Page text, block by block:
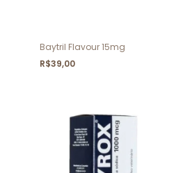
Baytril Flavour 15mg
R$39,00